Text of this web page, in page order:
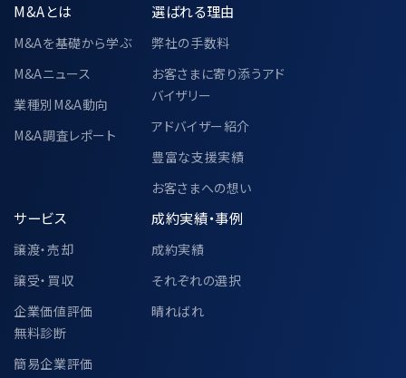
M&Aとは
M&Aを基礎から学ぶ
M&Aニュース
業種別M&A動向
M&A調査レポート
選ばれる理由
弊社の手数料
お客さまに寄り添うアド
バイザリー
アドバイザー紹介
豊富な支援実績
お客さまへの想い
サービス
譲渡・売却
譲受・買収
企業価値評価
無料診断
簡易企業評価
成約実績・事例
成約実績
それぞれの選択
晴ればれ